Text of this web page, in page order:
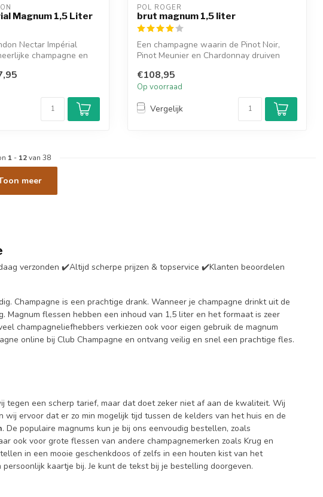
Magnum 1,5 Liter
Nectar Impérial
champagne en
POL ROGER
brut magnum 1,5 liter
Een champagne waarin de Pinot Noir,
Pinot Meunier en Chardonnay druiven
€108,95
Op voorraad
Vergelijk
1 - 12van 38
meer
verzonden ✔️Altijd scherpe prijzen & topservice ✔️Klanten beoordelen
Champagne is een prachtige drank. Wanneer je champagne drinkt uit de
flessen hebben een inhoud van 1,5 liter en het formaat is zeer
champagneliefhebbers verkiezen ook voor eigen gebruik de magnum
online bij Club Champagne en ontvang veilig en snel een prachtige fles.
tegen een scherp tarief, maar dat doet zeker niet af aan de kwaliteit. Wij
ervoor dat er zo min mogelijk tijd tussen de kelders van het huis en de
. De populaire magnums kun je bij ons eenvoudig bestellen, zoals
ook voor grote flessen van andere champagnemerken zoals Krug en
in een mooie geschenkdoos of zelfs in een houten kist van het
kaartje bij. Je kunt de tekst bij je bestelling doorgeven.